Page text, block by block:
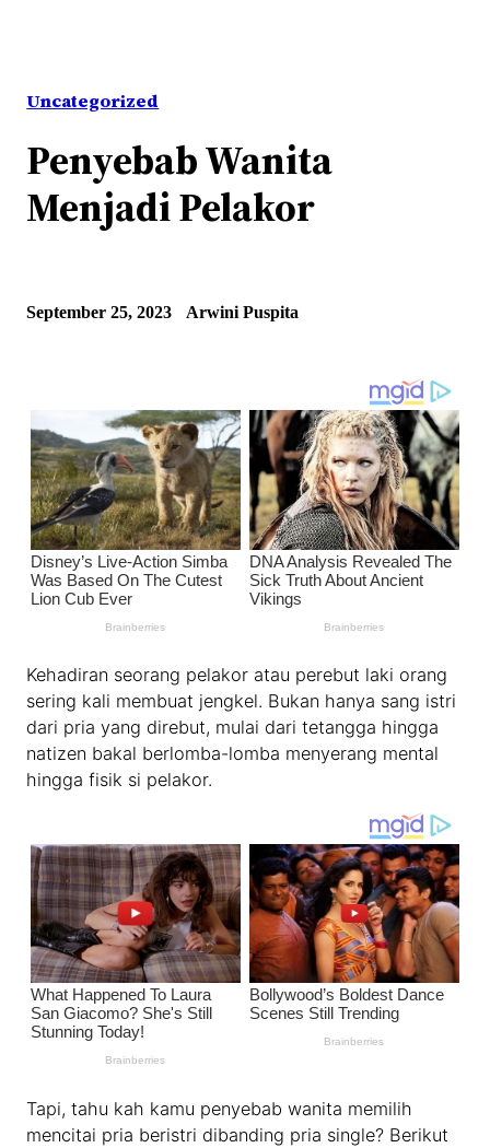
Uncategorized
Penyebab Wanita
Menjadi Pelakor
September 25, 2023 Arwini Puspita
Kehadiran seorang pelakor atau perebut laki orang
sering kali membuat jengkel. Bukan hanya sang istri
dari pria yang direbut, mulai dari tetangga hingga
natizen bakal berlomba-lomba menyerang mental
hingga fisik si pelakor.
Tapi, tahu kah kamu penyebab wanita memilih
mencitai pria beristri dibanding pria single? Berikut